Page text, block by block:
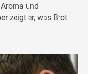
und
zeigt er, was Brot